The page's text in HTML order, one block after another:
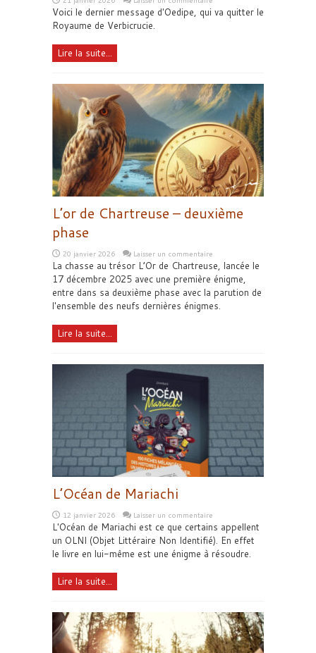
Voici le dernier message d'Oedipe, qui va quitter le
Royaume de Verbicrucie.
Lire la suite...
L’or de Chartreuse – deuxième
phase
20 janvier 2026 Laisser un commentaire
La chasse au trésor L’Or de Chartreuse, lancée le
17 décembre 2025 avec une première énigme,
entre dans sa deuxième phase avec la parution de
l'ensemble des neufs dernières énigmes.
Lire la suite...
L’Océan de Mariachi
12 janvier 2026 Laisser un commentaire
L'Océan de Mariachi est ce que certains appellent
un OLNI (Objet Littéraire Non Identifié). En effet
le livre en lui-même est une énigme à résoudre.
Lire la suite...